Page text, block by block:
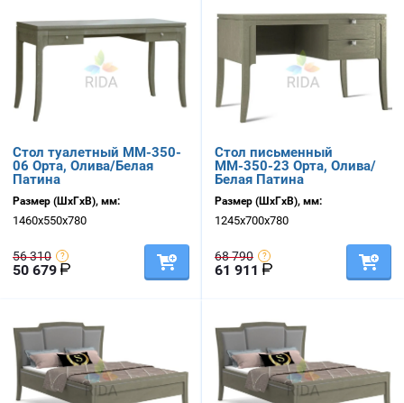
Стол туалетный ММ-350-
06 Орта, Олива/Белая
Патина
Размер (ШхГхВ), мм:
1460х550х780
56 310
50 679
Стол письменный
ММ-350-23 Орта, Олива/
Белая Патина
Размер (ШхГхВ), мм:
1245х700х780
68 790
61 911